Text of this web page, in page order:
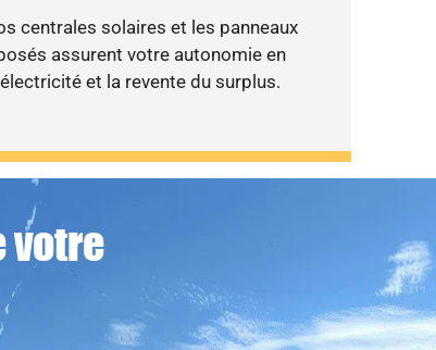
centrales solaires et les panneaux
assurent votre autonomie en
électricité et la revente du surplus.
votre